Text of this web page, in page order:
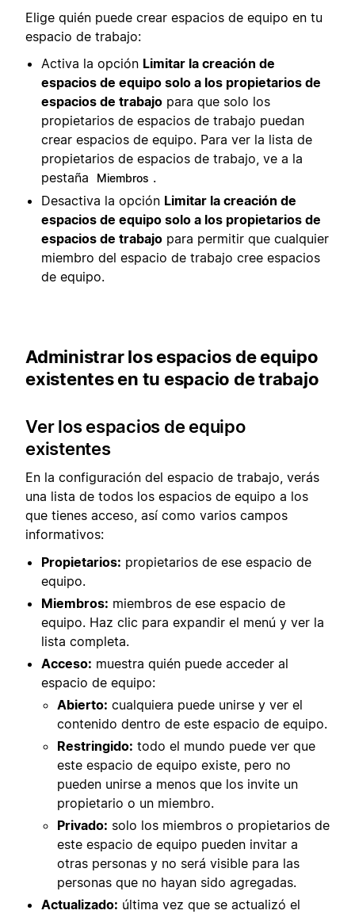
Elige quién puede crear espacios de equipo en tu
espacio de trabajo:
Activa la opción Limitar la creación de
espacios de equipo solo a los propietarios de
espacios de trabajo para que solo los
propietarios de espacios de trabajo puedan
crear espacios de equipo. Para ver la lista de
propietarios de espacios de trabajo, ve a la
pestaña
Miembros .
Desactiva la opción Limitar la creación de
espacios de equipo solo a los propietarios de
espacios de trabajo para permitir que cualquier
miembro del espacio de trabajo cree espacios
de equipo.
Administrar los espacios de equipo
existentes en tu espacio de trabajo
Ver los espacios de equipo
existentes
En la configuración del espacio de trabajo, verás
una lista de todos los espacios de equipo a los
que tienes acceso, así como varios campos
informativos:
Propietarios: propietarios de ese espacio de
equipo.
Miembros: miembros de ese espacio de
equipo. Haz clic para expandir el menú y ver la
lista completa.
Acceso: muestra quién puede acceder al
espacio de equipo:
Abierto: cualquiera puede unirse y ver el
contenido dentro de este espacio de equipo.
Restringido: todo el mundo puede ver que
este espacio de equipo existe, pero no
pueden unirse a menos que los invite un
propietario o un miembro.
Privado: solo los miembros o propietarios de
este espacio de equipo pueden invitar a
otras personas y no será visible para las
personas que no hayan sido agregadas.
Actualizado: última vez que se actualizó el